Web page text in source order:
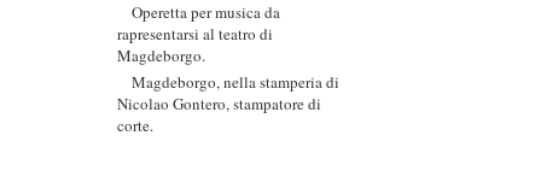
Operetta per musica da
rapresentarsi al teatro di
Magdeborgo.
Magdeborgo, nella stamperia di
Nicolao Gontero, stampatore di
corte.